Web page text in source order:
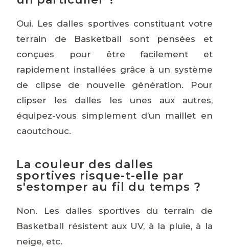
Oui. Les dalles sportives constituant votre
terrain de Basketball sont pensées et
conçues pour être facilement et
rapidement installées grâce à un système
de clipse de nouvelle génération. Pour
clipser les dalles les unes aux autres,
équipez-vous simplement d’un maillet en
caoutchouc.
La couleur des dalles
sportives risque-t-elle par
s'estomper au fil du temps ?
Non. Les dalles sportives du terrain de
Basketball résistent aux UV, à la pluie, à la
neige, etc.